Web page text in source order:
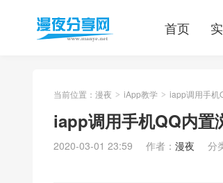
首页
当前位置： 漫夜 > iApp教学 > iapp调用手机
iapp调用手机QQ内置
2020-03-01 23:59 作者： 漫夜 分